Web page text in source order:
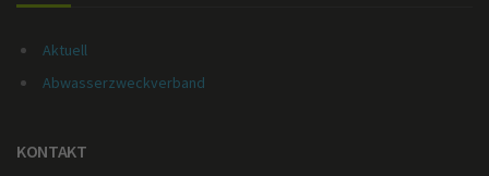
Aktuell
Abwasserzweckverband
KONTAKT